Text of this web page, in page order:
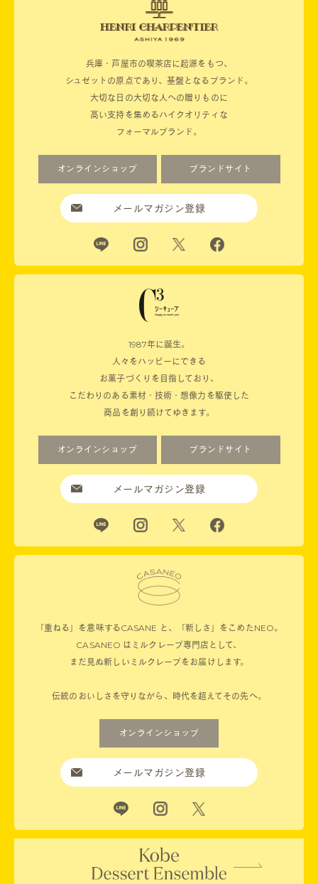
兵庫・芦屋市の喫茶店に起源をもつ、
シュゼットの原点であり、基盤となるブランド。
大切な日の大切な人への贈りものに
高い支持を集めるハイクオリティな
フォーマルブランド。
オンラインショップ ブランドサイト
メールマガジン登録
1987年に誕生。
人々をハッピーにできる
お菓子づくりを目指しており、
こだわりのある素材・技術・想像力を駆使した
商品を創り続けてゆきます。
オンラインショップ ブランドサイト
メールマガジン登録
「重ねる」を意味するCASANE と、「新しさ」をこめたNEO。
CASANEO はミルクレープ専門店として、
まだ見ぬ新しいミルクレープをお届けします。
伝統のおいしさを守りながら、時代を超えてその先へ。
オンラインショップ
メールマガジン登録